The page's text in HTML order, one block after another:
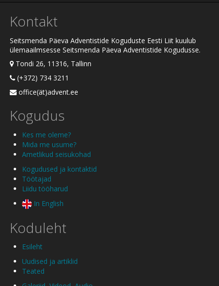
Kontakt
Seitsmenda Päeva Adventistide Koguduste Eesti Liit kuulub
ülemaailmsesse Seitsmenda Päeva Adventistide Kogudusse.
Tondi 26, 11316, Tallinn
(+372) 734 3211
office(ät)advent.ee
Kogudus
Kes me oleme?
Mida me usume?
Ametlikud seisukohad
Kogudused ja kontaktid
Töötajad
Liidu tööharud
In English
Koduleht
Esileht
Uudised ja artiklid
Teated